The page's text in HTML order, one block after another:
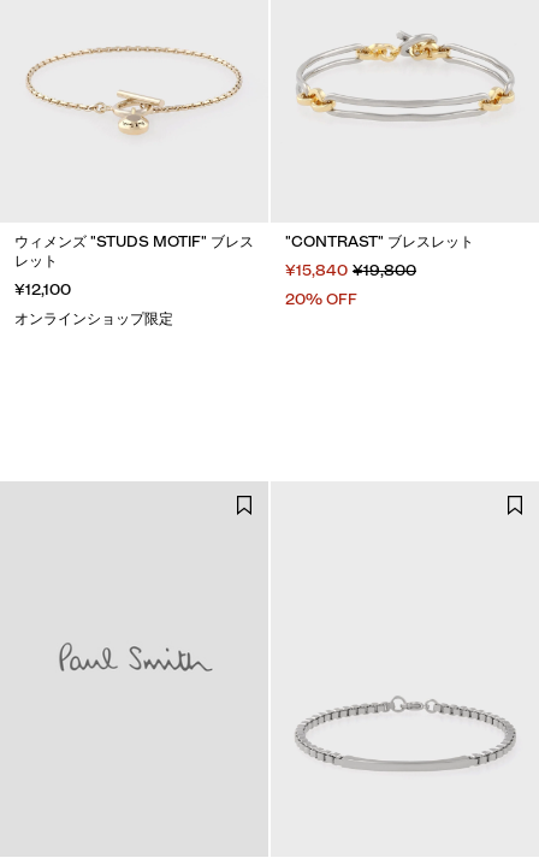
ウィメンズ "STUDS MOTIF" ブレス
レット
¥12,100
オンラインショップ限定
"CONTRAST" ブレスレット
¥15,840 ¥19,800
20% OFF